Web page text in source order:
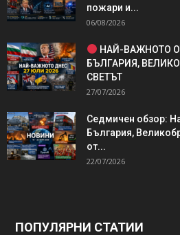
пожари и...
06/08/2026
НАЙ-ВАЖНОТО
БЪЛГАРИЯ,
СВЕТЪТ
27/07/2026
Седмичен обзор:
България,
от...
22/07/2026
ПОПУЛЯРНИ СТАТИИ